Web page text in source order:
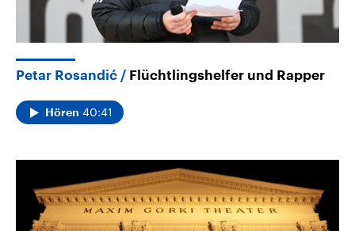
Petar Rosandić Flüchtlingshelfer und Rapper
Hören 40:41